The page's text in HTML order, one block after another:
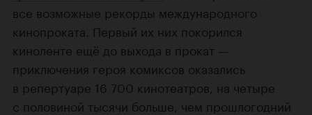
все возможные рекорды международного
кинопроката. Первый их них покорился
киноленте ещё до выхода в прокат —
приключения героя комиксов оказались
в репертуаре 16 700 кинотеатров, на четыре
с половиной тысячи больше, чем прошлогодний